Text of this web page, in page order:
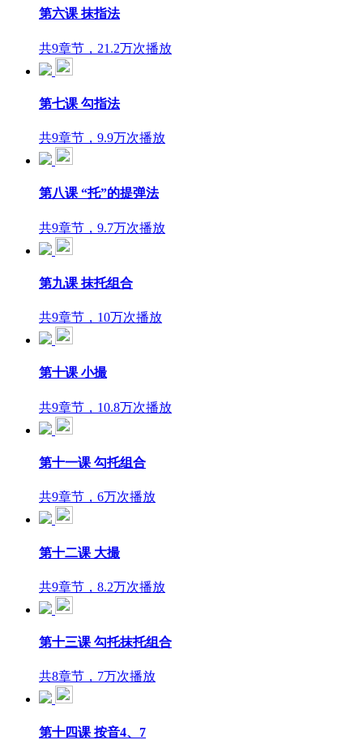
第六课 抹指法
共9章节，21.2万次播放
第七课 勾指法
共9章节，9.9万次播放
第八课 “托”的提弹法
共9章节，9.7万次播放
第九课 抹托组合
共9章节，10万次播放
第十课 小撮
共9章节，10.8万次播放
第十一课 勾托组合
共9章节，6万次播放
第十二课 大撮
共9章节，8.2万次播放
第十三课 勾托抹托组合
共8章节，7万次播放
第十四课 按音4、7